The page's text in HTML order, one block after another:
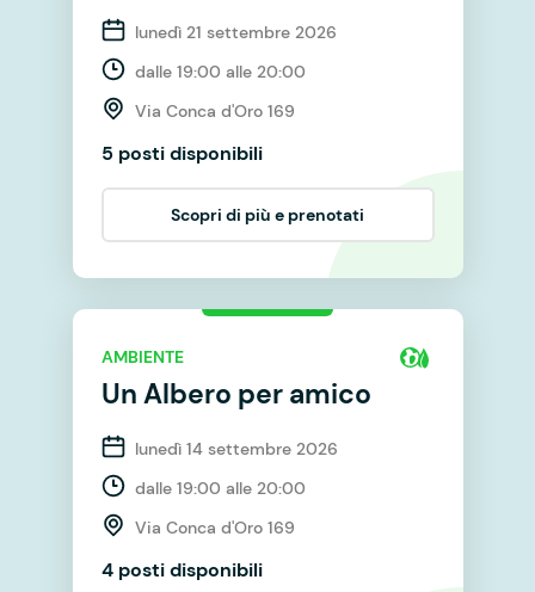
lunedì 21 settembre 2026
dalle 19:00 alle 20:00
Via Conca d'Oro 169
5 posti disponibili
Scopri di più e prenotati
AMBIENTE
Un Albero per amico
lunedì 14 settembre 2026
dalle 19:00 alle 20:00
Via Conca d'Oro 169
4 posti disponibili